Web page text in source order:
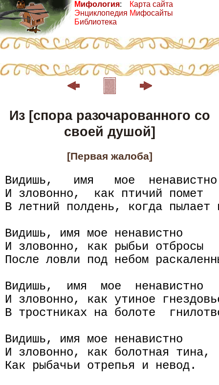
Мифология:
Энциклопедия
Библиотека
Карта сайта
Мифосайты
Из [спора разочарованного со
своей душой]
[Первая жалоба]
Видишь,   имя   мое  ненавистно
И зловонно,  как птичий помет
В летний полдень, когда пылает
Видишь, имя мое ненавистно
И зловонно, как рыбьи отбросы
После ловли под небом
Видишь,  имя  мое  ненавистно
И зловонно, как утиное
В тростниках на болоте
Видишь, имя мое ненавистно
И зловонно, как болотная тина,
Как рыбачьи отрепья и невод.